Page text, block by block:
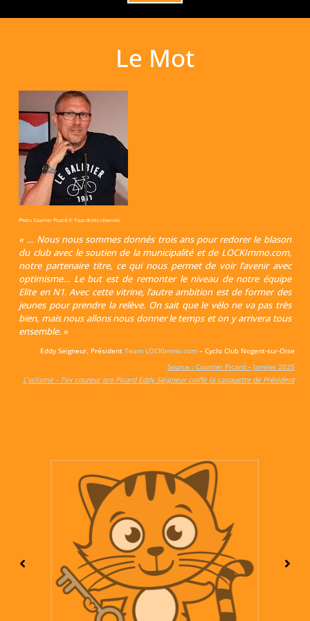
Le Mot
Photo Courrier Picard © Tous droits réservés
« … Nous nous sommes donnés trois ans pour redorer le blason
du club avec le soutien de la municipalité et de LOCKImmo.com,
notre partenaire titre, ce qui nous permet de voir l’avenir avec
optimisme… Le but est de remonter le niveau de notre équipe
Elite en N1. Avec cette vitrine, l’autre ambition est de former des
jeunes pour prendre la relève. On sait que le vélo ne va pas très
bien, mais nous allons nous donner le temps et on y arrivera tous
ensemble. »
Eddy Seigneur, Président Team LOCKImmo.com– Cyclo Club Nogent-sur-Oise
Source : Courrier Picard – Janvier 2025
Cyclisme – l’ex coureur pro Picard Eddy Seigneur coiffe la casquette de Président